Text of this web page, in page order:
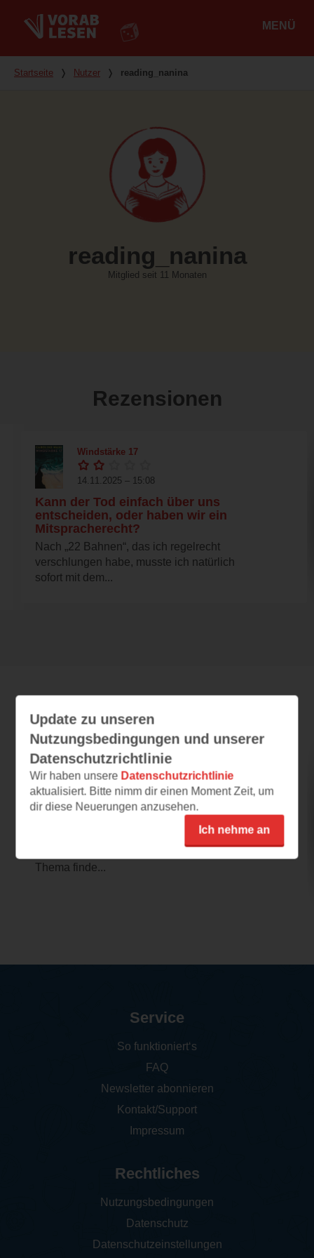
MENÜ
Du bist hier
Startseite ❭ Nutzer ❭ reading_nanina
reading_nanina
Mitglied seit 11 Monaten
Rezensionen
Windstärke 17
14.11.2025 – 15:08
Kann der Tod einfach über uns
entscheiden, oder haben wir ein
Mitspracherecht?
Nach „22 Bahnen“, das ich regelrecht
verschlungen habe, musste ich natürlich
sofort mit dem...
Leseeindrücke
01.09.2025 – 18:40
Die Leseprobe hat mich sofort gepackt – ich
Thema finde...
Update zu unseren
Nutzungsbedingungen und unserer
Datenschutzrichtlinie
Wir haben unsere Datenschutzrichtlinie
aktualisiert. Bitte nimm dir einen Moment Zeit, um
dir diese Neuerungen anzusehen.
Ich nehme an
Service
So funktioniert‘s
FAQ
Newsletter abonnieren
Kontakt/Support
Impressum
Rechtliches
Nutzungsbedingungen
Datenschutz
Datenschutzeinstellungen